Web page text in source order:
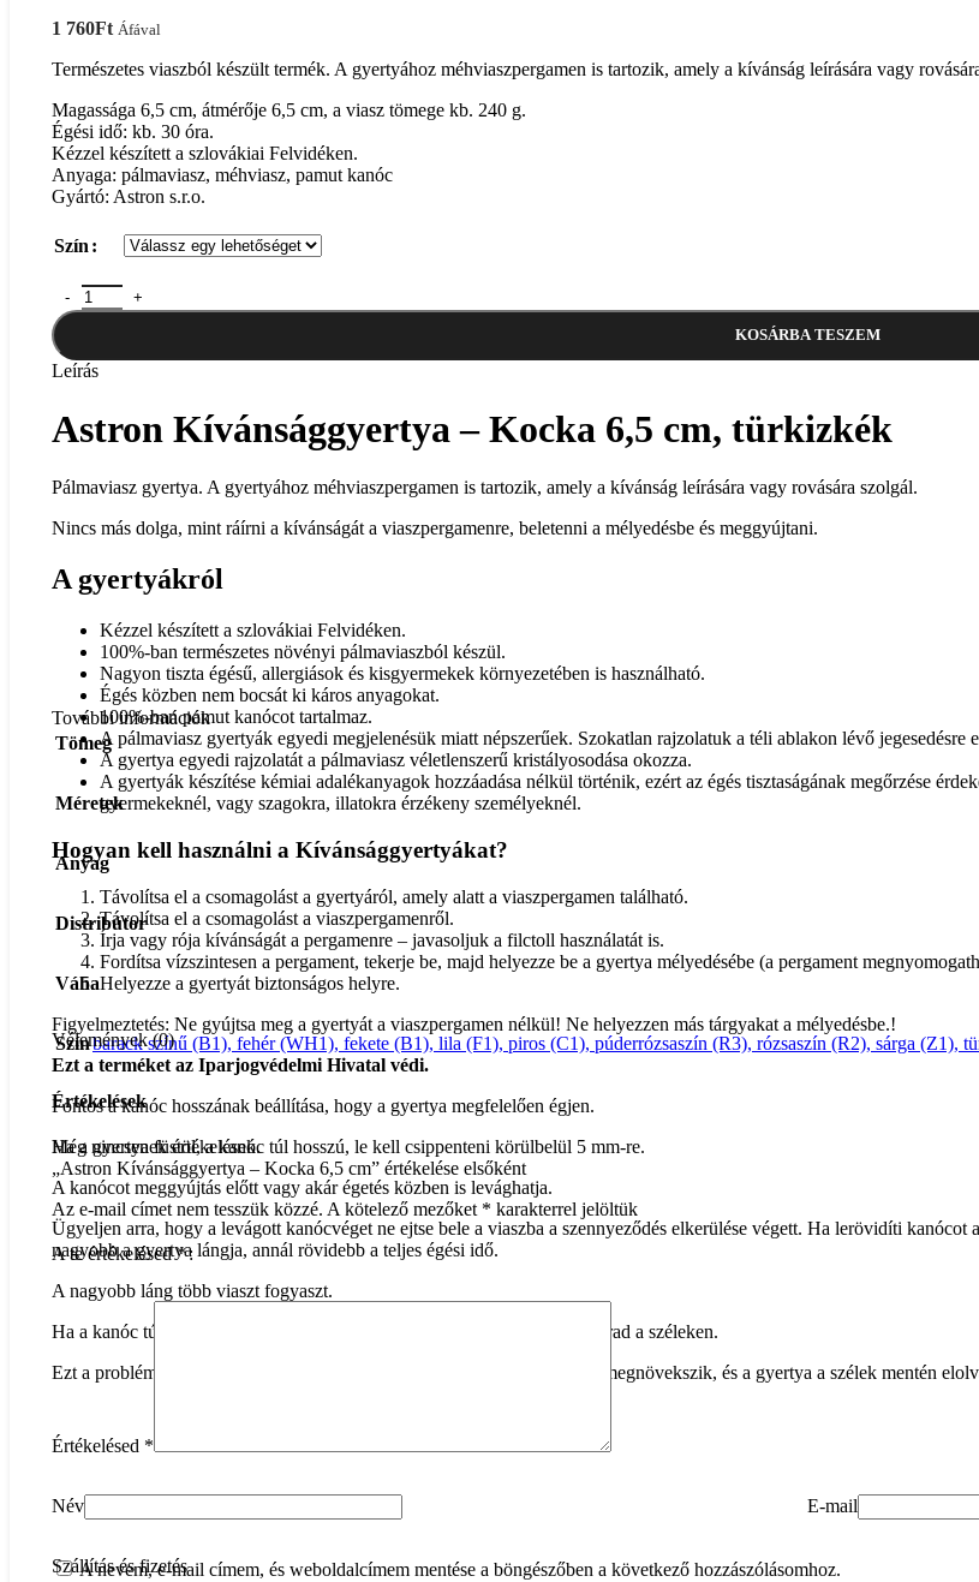
Nagykereskedelem
Elállás a szerződéstől
Adatvédelmi irányelvek
KAPCSOLAT
Visszaküldési politika
Cookie-k (sütik)
1 760Ft Áfával
Természetes viaszból készült termék. A gyertyához méhviaszpergamen is tartozik, amely a kívánság leírására vagy
Magassága 6,5 cm, átmérője 6,5 cm, a viasz tömege kb. 240 g.
Égési idő: kb. 30 óra.
Kézzel készített a szlovákiai Felvidéken.
Anyaga: pálmaviasz, méhviasz, pamut kanóc
Gyártó: Astron s.r.o.
Szín
Astron Kívánsággyertya - Kocka 6,5 ​​cm mennyiség
KOSÁRBA TESZEM
Leírás
Astron Kívánsággyertya – Kocka 6,5 ​​cm, türkizkék
Pálmaviasz gyertya. A gyertyához méhviaszpergamen is tartozik, amely a kívánság leírására vagy rovására szolgál.
Nincs más dolga, mint ráírni a kívánságát a viaszpergamenre, beletenni a mélyedésbe és meggyújtani.
A gyertyákról
Kézzel készített a szlovákiai Felvidéken.
100%-ban természetes növényi pálmaviaszból készül.
Nagyon tiszta égésű, allergiások és kisgyermekek környezetében is használható.
Égés közben nem bocsát ki káros anyagokat.
100%-ban pamut kanócot tartalmaz.
A pálmaviasz gyertyák egyedi megjelenésük miatt népszerűek. Szokatlan rajzolatuk a téli ablakon lévő jegesedésre
A gyertya egyedi rajzolatát a pálmaviasz véletlenszerű kristályosodása okozza.
A gyertyák készítése kémiai adalékanyagok hozzáadása nélkül történik, ezért az égés tisztaságának megőrzése
gyermekeknél, vagy szagokra, illatokra érzékeny személyeknél.
Hogyan kell használni a Kívánsággyertyákat?
Távolítsa el a csomagolást a gyertyáról, amely alatt a viaszpergamen található.
Távolítsa el a csomagolást a viaszpergamenről.
Írja vagy rója kívánságát a pergamenre – javasoljuk a filctoll használatát is.
Fordítsa vízszintesen a pergament, tekerje be, majd helyezze be a gyertya mélyedésébe (a pergament
Helyezze a gyertyát biztonságos helyre.
Figyelmeztetés: Ne gyújtsa meg a gyertyát a viaszpergamen nélkül! Ne helyezzen más tárgyakat a mélyedésbe.!
Ezt a terméket az Iparjogvédelmi Hivatal védi.
Fontos a kanóc hosszának beállítása, hogy a gyertya megfelelően égjen.
Ha a gyertya füstöl, a kanóc túl hosszú, le kell csippenteni körülbelül 5 mm-re.
A kanócot meggyújtás előtt vagy akár égetés közben is levághatja.
Ügyeljen arra, hogy a levágott kanócvéget ne ejtse bele a viaszba a szennyeződés elkerülése végett. Ha lerövidíti
nagyobb a gyertya lángja, annál rövidebb a teljes égési idő.
A nagyobb láng több viaszt fogyaszt.
Ha a kanóc túl rövid, „alagút” képződik a gyertyában, és túl sok viasz marad a széleken.
Ezt a problémát kiküszöbölheti, ha leönt egy kis olvasztott viaszt. A láng megnövekszik, és a gyertya a szélek mentén
További információk
Tömeg
Méretek
Anyag
Distribútor
Váha
Színbarack színű (B1), fehér (WH1), fekete (B1), lila (F1), piros (C1), púderrózsaszín (R3), rózsaszín (R2), sárga (Z1),
Vélemények (0)
Értékelések
Még nincsenek értékelések.
„Astron Kívánsággyertya – Kocka 6,5 ​​cm” értékelése elsőként
Az e-mail címet nem tesszük közzé. A kötelező mezőket * karakterrel jelöltük
A te értékelésed*
Értékelésed *
Név E-mail
A nevem, e-mail címem, és weboldalcímem mentése a böngészőben a következő hozzászólásomhoz.
Szállítás és fizetés